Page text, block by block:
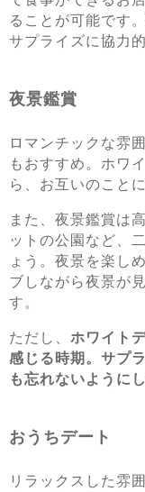
ることが可能です
サプライズに協力
夜景鑑賞
ロマンチックな雰
もおすすめ。ホワ
ら、お互いのこと
また、夜景鑑賞は
ットの公園など、
ょう。夜景を楽し
ブしながら夜景が
す。
ただし、 ホワイト
感じる時期。サプ
も忘れないように
おうちデート
リラックスした雰